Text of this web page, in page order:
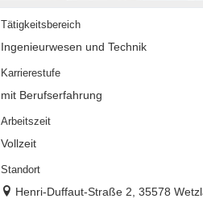
Tätigkeitsbereich
Ingenieurwesen und Technik
Karrierestufe
mit Berufserfahrung
Arbeitszeit
Vollzeit
Standort
Henri-Duffaut-Straße 2, 35578